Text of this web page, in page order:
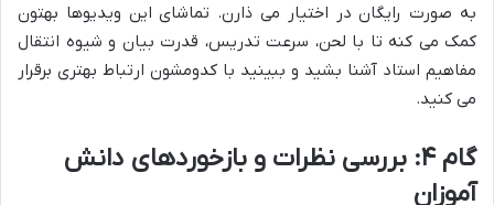
به صورت رایگان در اختیار می ذارن. تماشای این ویدیوها بهتون
کمک می کنه تا با لحن، سرعت تدریس، قدرت بیان و شیوه انتقال
مفاهیم استاد آشنا بشید و ببینید با کدومشون ارتباط بهتری برقرار
می کنید.
گام ۴: بررسی نظرات و بازخوردهای دانش
آموزان